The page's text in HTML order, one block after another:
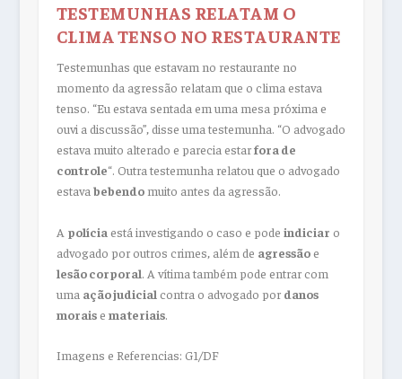
TESTEMUNHAS RELATAM O
CLIMA TENSO NO RESTAURANTE
Testemunhas que estavam no restaurante no
momento da agressão relatam que o clima estava
tenso. “Eu estava sentada em uma mesa próxima e
ouvi a discussão”, disse uma testemunha. “O advogado
estava muito alterado e parecia estarfora de
controle“. Outra testemunha relatou que o advogado
estava bebendomuito antes da agressão.
A polícia está investigando o caso e pode indiciar o
advogado por outros crimes, além de agressãoe
lesão corporal. A vítima também pode entrar com
uma ação judicial contra o advogado por danos
moraise materiais.
Imagens e Referencias: G1/DF